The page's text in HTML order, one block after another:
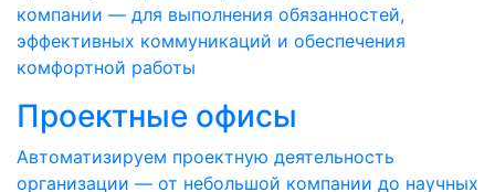
компании — для выполнения обязанностей,
эффективных коммуникаций и обеспечения
комфортной работы
Проектные офисы
Автоматизируем проектную деятельность
организации — от небольшой компании до научных